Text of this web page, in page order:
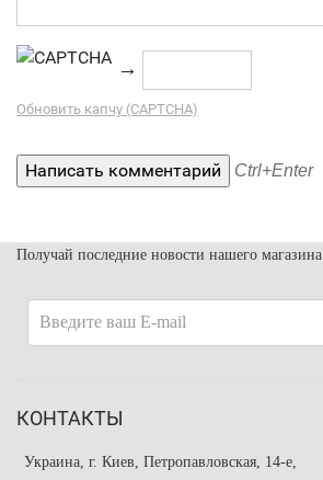
→
Обновить капчу (CAPTCHA)
Ctrl+Enter
Получай последние новости нашего магазина
КОНТАКТЫ
Украина, г. Киев, Петропавловская, 14-е,